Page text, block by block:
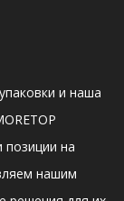
и наша
позиции на
нашим